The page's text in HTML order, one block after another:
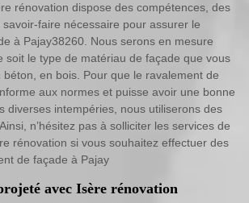
rénovation dispose des compétences, des
faire nécessaire pour assurer le
à Pajay38260. Nous serons en mesure
soit le type de matériau de façade que vous
en bois. Pour que le ravalement de
aux normes et puisse avoir une bonne
diverses intempéries, nous utiliserons des
n’hésitez pas à solliciter les services de
rénovation si vous souhaitez effectuer des
de façade à Pajay
avec Isère rénovation